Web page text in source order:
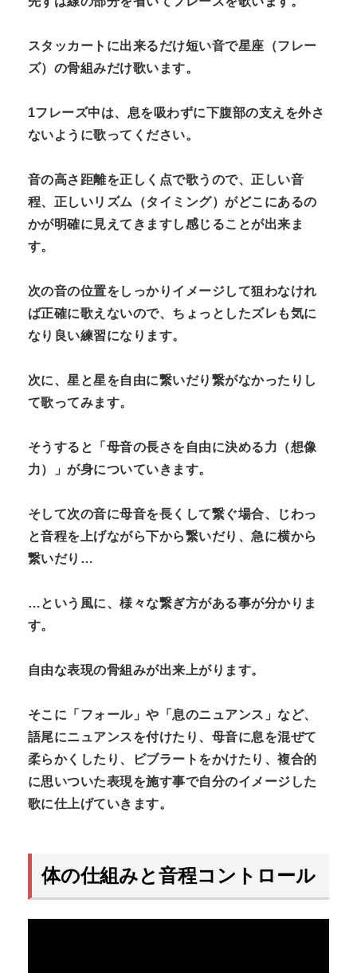
スタッカートに出来るだけ短い音で星座（フレー
ズ）の骨組みだけ歌います。
1フレーズ中は、息を吸わずに下腹部の支えを外さ
ないように歌ってください。
音の高さ距離を正しく点で歌うので、正しい音
程、正しいリズム（タイミング）がどこにあるの
かが明確に見えてきますし感じることが出来ま
す。
次の音の位置をしっかりイメージして狙わなけれ
ば正確に歌えないので、ちょっとしたズレも気に
なり良い練習になります。
次に、星と星を自由に繋いだり繋がなかったりし
て歌ってみます。
そうすると「母音の長さを自由に決める力（想像
力）」が身についていきます。
そして次の音に母音を長くして繋ぐ場合、じわっ
と音程を上げながら下から繋いだり、急に横から
繋いだり…
…という風に、様々な繋ぎ方がある事が分かりま
す。
自由な表現の骨組みが出来上がります。
そこに「フォール」や「息のニュアンス」など、
語尾にニュアンスを付けたり、母音に息を混ぜて
柔らかくしたり、ビブラートをかけたり、複合的
に思いついた表現を施す事で自分のイメージした
歌に仕上げていきます。
体の仕組みと音程コントロール